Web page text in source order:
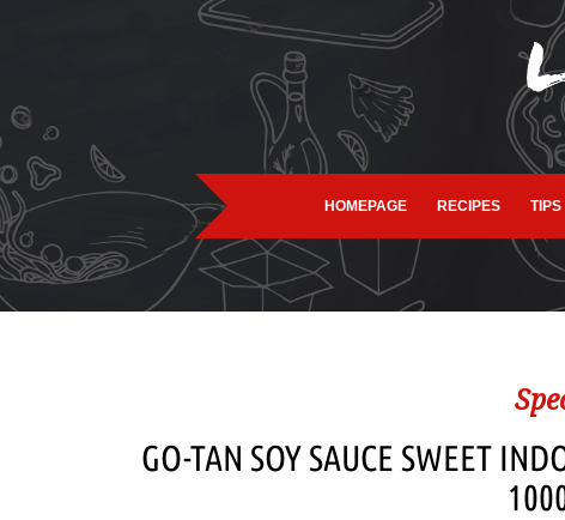
HOMEPAGE RECIPES TIPS
GO-TAN SOY SAUCE SWEET